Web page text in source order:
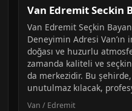
Van Edremit Seckin
Van Edremit Seçkin
Deneyimin Adresi
doğası ve huzurlu
zamanda kaliteli ve
da merkezidir. Bu şehirde,
unutulmaz kılacak,
Van / Edremit